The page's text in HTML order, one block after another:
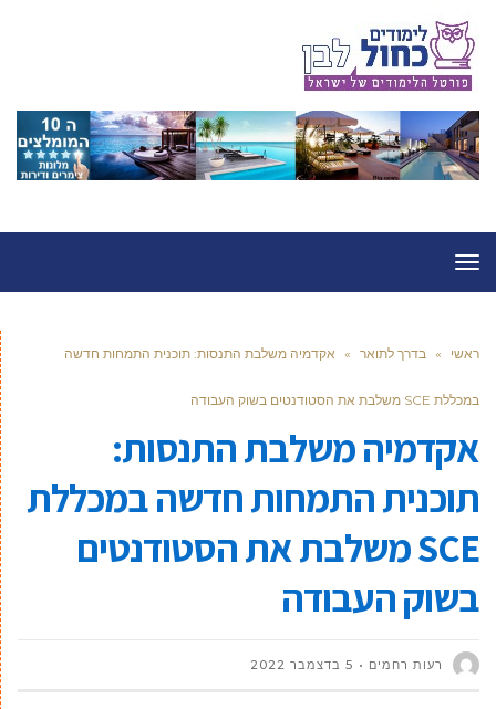
תפריט
ראשי » בדרך לתואר » אקדמיה משלבת התנסות: תוכנית התמחות חדשה
במכללת SCE משלבת את הסטודנטים בשוק העבודה
אקדמיה משלבת התנסות:
תוכנית התמחות חדשה במכללת
SCE משלבת את הסטודנטים
בשוק העבודה
רעות רחמים 5 בדצמבר 2022